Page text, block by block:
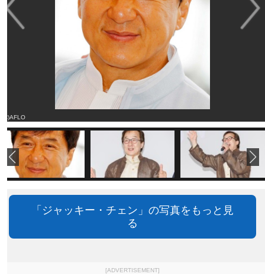
(C)AFLO
「ジャッキー・チェン」の写真をもっと見
る
[ADVERTISEMENT]